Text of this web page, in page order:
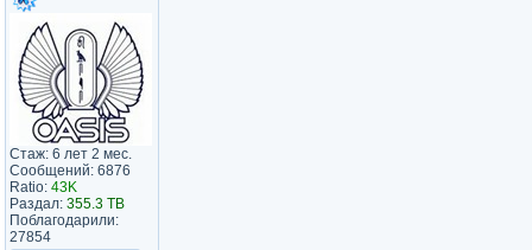
Стаж: 6 лет 2 мес.
Сообщений: 6876
Ratio: 43K
Раздал: 355.3 TB
Поблагодарили:
27854